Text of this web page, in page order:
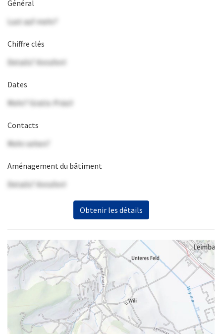
Général
Lust auf mehr?
Chiffre clés
Details? Anrufen!
Dates
Mehr? Gratis-Präsi!
Contacts
Mehr sehen?
Aménagement du bâtiment
Details? Anrufen!
Obtenir les détails